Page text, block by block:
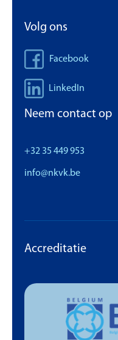
Volg ons
Facebook
LinkedIn
Neem contact op
+32 35 449 953
info@nkvk.be
Accreditatie